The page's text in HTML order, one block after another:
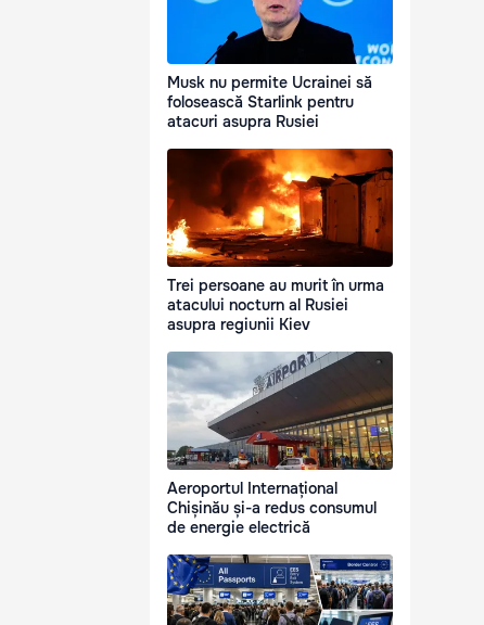
Musk nu permite Ucrainei să
folosească Starlink pentru
atacuri asupra Rusiei
Trei persoane au murit în urma
atacului nocturn al Rusiei
asupra regiunii Kiev
Aeroportul Internațional
Chișinău și-a redus consumul
de energie electrică